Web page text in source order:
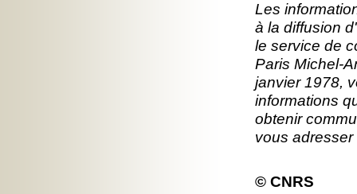
Les
à la diffusion
le service de
Paris Michel-
janvier 1978,
informations
obtenir
vous
© CNRS